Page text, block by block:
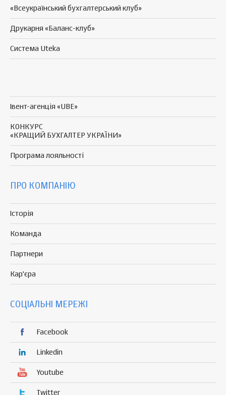
«Всеукраїнський бухгалтерський клуб»
Друкарня «Баланс-клуб»
Система Uteka
Івент-агенція «UBE»
КОНКУРС
«КРАЩИЙ БУХГАЛТЕР УКРАЇНИ»
Програма лояльності
ПРО КОМПАНІЮ
Історія
Команда
Партнери
Кар'єра
СОЦІАЛЬНІ МЕРЕЖІ
Facebook
Linkedin
Youtube
Twitter